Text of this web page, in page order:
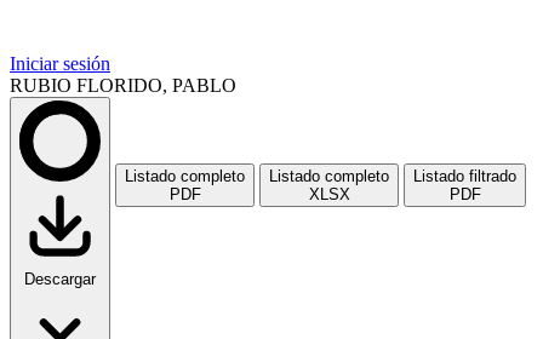
Iniciar sesión
RUBIO FLORIDO, PABLO
Descargar
Listado completo
PDF
Listado completo
XLSX
Listado filtrado
PDF